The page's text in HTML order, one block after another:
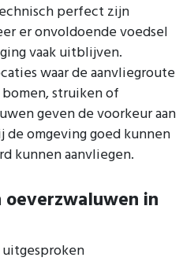
perfect zijn
er onvoldoende voedsel
vaak uitblijven.
waar de aanvliegroute
struiken of
geven de voorkeur aan
omgeving goed kunnen
kunnen aanvliegen.
in